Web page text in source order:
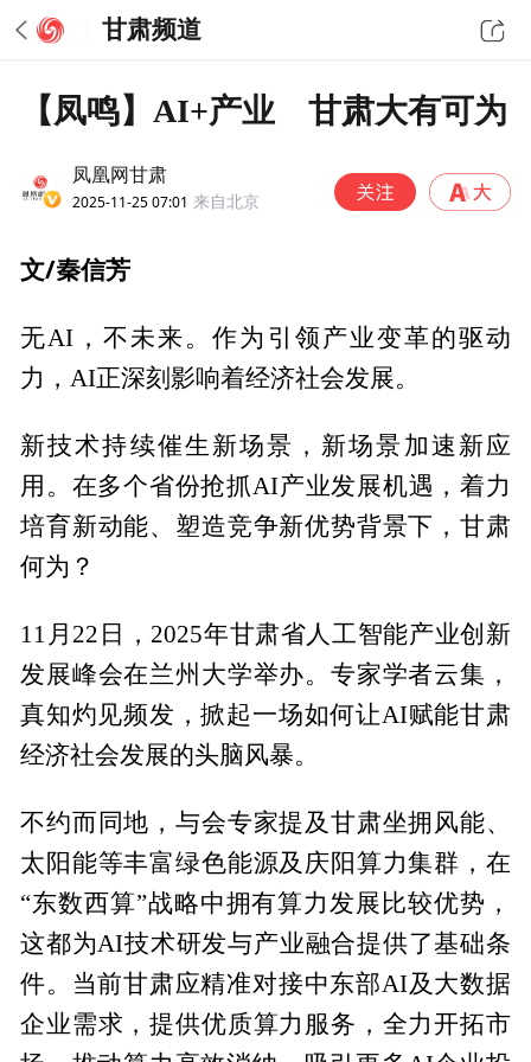
甘肃频道
【凤鸣】AI+产业 甘肃大有可为
凤凰网甘肃
2025-11-25 07:01 来自北京
文/秦信芳
无AI，不未来。作为引领产业变革的驱动
力，AI正深刻影响着经济社会发展。
新技术持续催生新场景，新场景加速新应
用。在多个省份抢抓AI产业发展机遇，着力
培育新动能、塑造竞争新优势背景下，甘肃
何为？
11月22日，2025年甘肃省人工智能产业创新
发展峰会在兰州大学举办。专家学者云集，
真知灼见频发，掀起一场如何让AI赋能甘肃
经济社会发展的头脑风暴。
不约而同地，与会专家提及甘肃坐拥风能、
太阳能等丰富绿色能源及庆阳算力集群，在
“东数西算”战略中拥有算力发展比较优势，
这都为AI技术研发与产业融合提供了基础条
件。当前甘肃应精准对接中东部AI及大数据
企业需求，提供优质算力服务，全力开拓市